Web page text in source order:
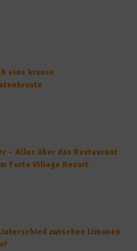
eine krosse
– Alles über das Restaurant
Forte Village Resort
zwischen Limonen